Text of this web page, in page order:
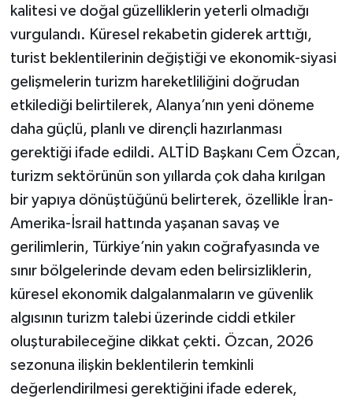
kalitesi ve doğal güzelliklerin yeterli olmadığı
vurgulandı. Küresel rekabetin giderek arttığı,
turist beklentilerinin değiştiği ve ekonomik-siyasi
gelişmelerin turizm hareketliliğini doğrudan
etkilediği belirtilerek, Alanya’nın yeni döneme
daha güçlü, planlı ve dirençli hazırlanması
gerektiği ifade edildi. ALTİD Başkanı Cem Özcan,
turizm sektörünün son yıllarda çok daha kırılgan
bir yapıya dönüştüğünü belirterek, özellikle İran-
Amerika-İsrail hattında yaşanan savaş ve
gerilimlerin, Türkiye’nin yakın coğrafyasında ve
sınır bölgelerinde devam eden belirsizliklerin,
küresel ekonomik dalgalanmaların ve güvenlik
algısının turizm talebi üzerinde ciddi etkiler
oluşturabileceğine dikkat çekti. Özcan, 2026
sezonuna ilişkin beklentilerin temkinli
değerlendirilmesi gerektiğini ifade ederek,